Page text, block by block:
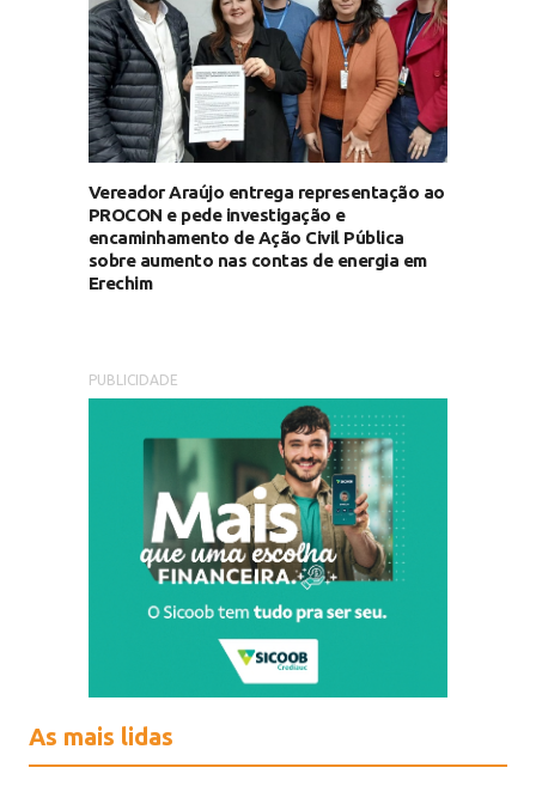
Vereador Araújo entrega representação ao
PROCON e pede investigação e
encaminhamento de Ação Civil Pública
sobre aumento nas contas de energia em
Erechim
PUBLICIDADE
As mais lidas